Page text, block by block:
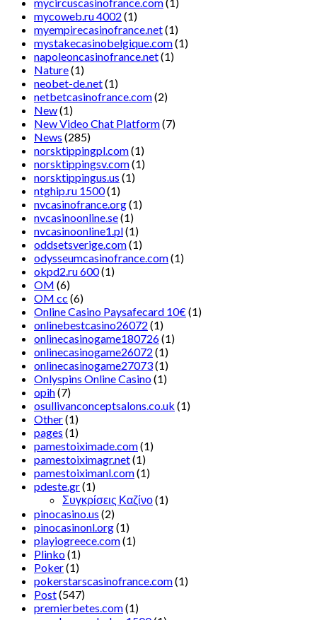
mycoweb.ru 4002 (1)
myempirecasinofrance.net(1)
mystakecasinobelgique.com(1)
napoleoncasinofrance.net(1)
Nature(1)
neobet-de.net(1)
netbetcasinofrance.com(2)
New(1)
New Video Chat Platform(7)
News (285)
norsktippingpl.com(1)
norsktippingsv.com(1)
norsktippingus.us (1)
ntghip.ru 1500(1)
nvcasinofrance.org(1)
nvcasinoonline.se(1)
nvcasinoonline1.pl(1)
oddsetsverige.com(1)
odysseumcasinofrance.com(1)
okpd2.ru 600(1)
OM (6)
OM cc (6)
Online Casino Paysafecard 10€(1)
onlinebestcasino26072 (1)
onlinecasinogame180726(1)
onlinecasinogame26072 (1)
onlinecasinogame27073(1)
Onlyspins Online Casino(1)
opih(7)
osullivanconceptsalons.co.uk (1)
Other(1)
pages (1)
pamestoiximade.com(1)
pamestoiximagr.net(1)
pamestoiximanl.com(1)
pdeste.gr(1)
Συγκρίσεις Καζίνο(1)
pinocasino.us (2)
pinocasinonl.org(1)
playiogreece.com(1)
Plinko(1)
Poker(1)
pokerstarscasinofrance.com(1)
Post(547)
premierbetes.com(1)